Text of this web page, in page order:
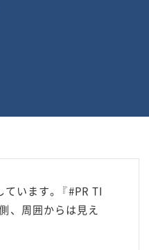
います。『#PR TI
、周囲からは見え